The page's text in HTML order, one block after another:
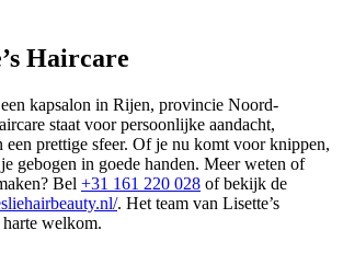
Haircare
een kapsalon in Rijen, provincie Noord-
staat voor persoonlijke aandacht,
een prettige sfeer. Of je nu komt voor knippen,
gebogen in goede handen. Meer weten of
Bel +31 161 220 028 of bekijk de
. Het team van Lisette’s
welkom.